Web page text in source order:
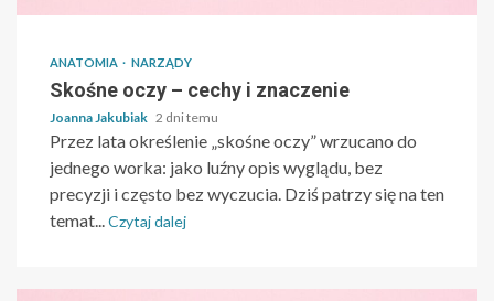
ANATOMIA NARZĄDY
Skośne oczy – cechy i znaczenie
Joanna Jakubiak 2 dni temu
Przez lata określenie „skośne oczy” wrzucano do
jednego worka: jako luźny opis wyglądu, bez
precyzji i często bez wyczucia. Dziś patrzy się na ten
temat...Czytaj dalej